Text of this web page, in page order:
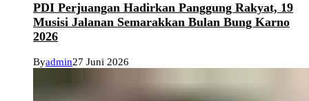
PDI Perjuangan Hadirkan Panggung Rakyat, 19
Musisi Jalanan Semarakkan Bulan Bung Karno
2026
Byadmin27 Juni 2026